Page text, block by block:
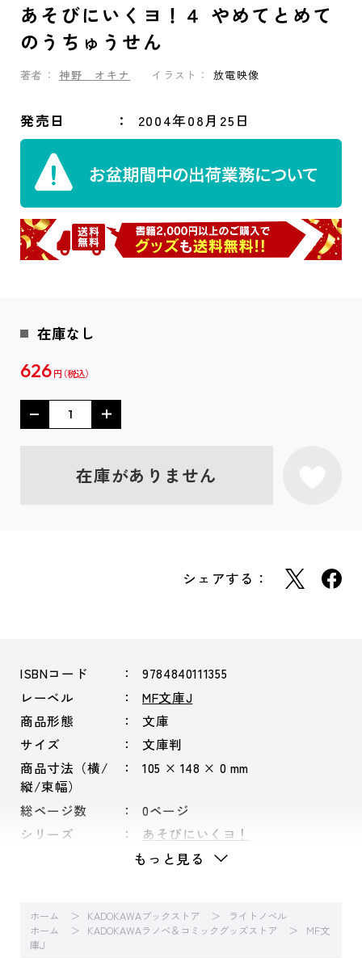
あそびにいくヨ！４ やめてとめて
のうちゅうせん
著者： 神野 オキナ イラスト： 放電映像
発売日 2004年08月25日
在庫なし
626 円
在庫がありません
シェアする：
ISBNコード
9784840111355
レーベル
MF文庫J
商品形態
文庫
サイズ
文庫判
商品寸法（横/
縦/束幅）
105 × 148 × 0 mm
総ページ数
0ページ
シリーズ
あそびにいくヨ！
もっと見る
ホーム KADOKAWAブックストア
ライトノベル
ホーム
KADOKAWAラノベ＆コミックグッズストア
MF文
庫J